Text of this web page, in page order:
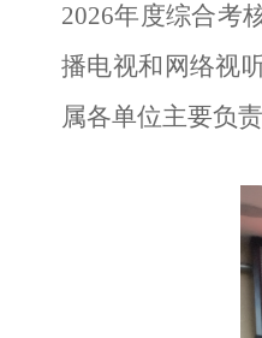
2026年度综合考
播电视和网络视
属各单位主要负